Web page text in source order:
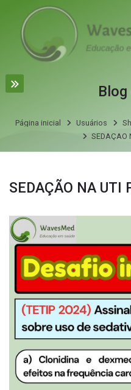
Skip to navigation
Skip to login form
Ir para o conteúdo principal
Skip to accessibility options
Skip to footer
Skip accessibility options
Página inicial Usuários
SEDAÇÃO
Mensagens do
SEDAÇÃO NA UTI